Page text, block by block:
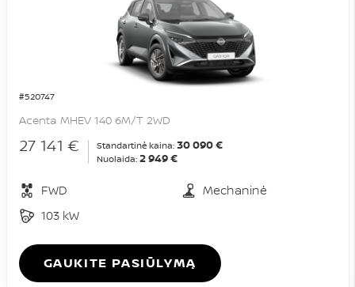
#520747
Acenta MHEV 140 6M/T 2WD
27 141 € Standartinė kaina: 30 090 €
Nuolaida: 2 949 €
FWD
Mechaninė
103 kW
GAUKITE PASIŪLYMĄ